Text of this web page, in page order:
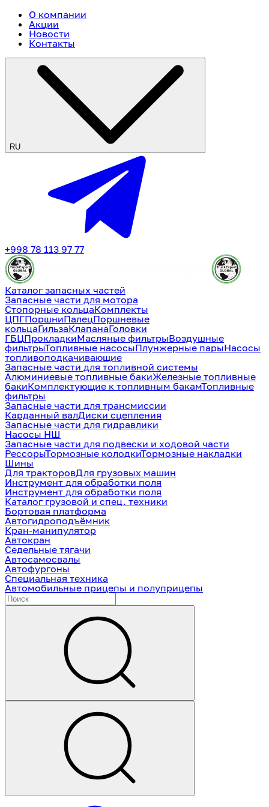
О компании
Акции
Новости
Контакты
RU
+998 78 113 97 77
Каталог запасных частей
Запасные части для мотора
Стопорные кольцаКомплекты
ЦПГПоршниПалецПоршневые
кольцаГильзаКлапанаГоловки
ГБЦПрокладкиМасляные фильтрыВоздушные
фильтрыТопливные насосыПлунжерные парыНасосы
топливоподкачивающие
Запасные части для топливной системы
Алюминиевые топливные бакиЖелезные топливные
бакиКомплектующие к топливным бакамТопливные
фильтры
Запасные части для трансмиссии
Карданный валДиски сцепления
Запасные части для гидравлики
Насосы НШ
Запасные части для подвески и ходовой части
РессорыТормозные колодкиТормозные накладки
Шины
Для тракторовДля грузовых машин
Инструмент для обработки поля
Инструмент для обработки поля
Каталог грузовой и спец. техники
Бортовая платформа
Автогидроподъёмник
Кран-манипулятор
Автокран
Седельные тягачи
Автосамосвалы
Автофургоны
Специальная техника
Автомобильные прицепы и полуприцепы